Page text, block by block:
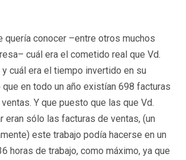
quería conocer –entre otros muchos
cuál era el cometido real que Vd.
cuál era el tiempo invertido en su
en todo un año existían 698 facturas
Y que puesto que las que Vd.
eran sólo las facturas de ventas, (un
este trabajo podía hacerse en un
horas de trabajo, como máximo, ya que